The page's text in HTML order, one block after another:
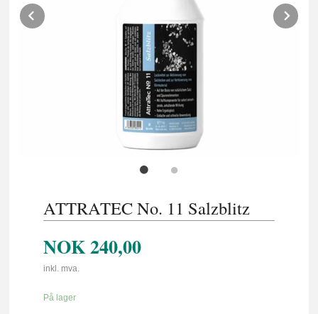
Prev
ATTRATEC No. 11 Salzblitz
NOK240,00
inkl. mva.
På lager